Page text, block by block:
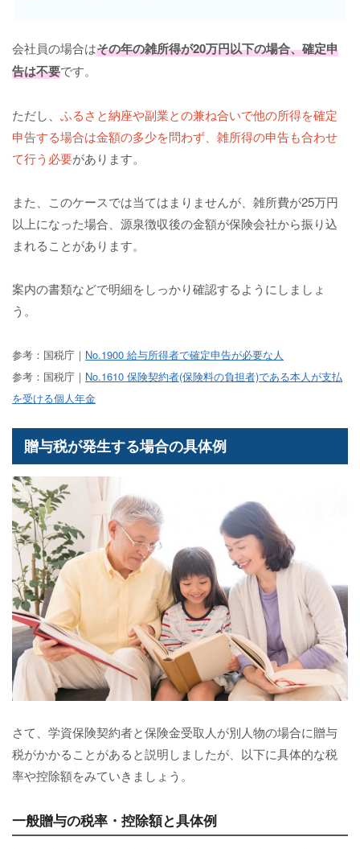
会社員の場合はその年の雑所得が20万円以下の場合、確定申
告は不要です。
ただし、 ふるさと納座や副業との兼ね合いで他の所得を確定
申告する場合は金額の多少を問わず、雑所得の申告も合わせ
て行う必要があります。
また、このケースでは当てはまりませんが、雑所費が25万円
以上になった場合、源泉徴収後の金額が保険会社から振り込
まれることがあります。
案内の書類などで明細をしっかり確認するようにしましょ
う。
参考：国税庁｜ No.1900 給与所得者で確定申告が必要な人
参考：国税庁｜ No.1610 保険契約者(保険料の負担者)である本人が支払
を受ける個人年金
贈与税が発生する場合の具体例
さて、学資保険契約者と保険金受取人が別人物の場合に贈与
税がかかることがあると説明しましたが、以下に具体的な税
率や控除額をみていきましょう。
一般贈与の税率・控除額と具体例